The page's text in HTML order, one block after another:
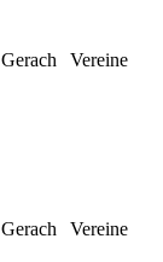
Gerach Vereine
Gerach Vereine